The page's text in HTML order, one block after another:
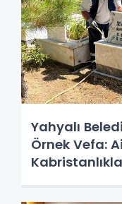
Yahyalı
Örnek Vefa: